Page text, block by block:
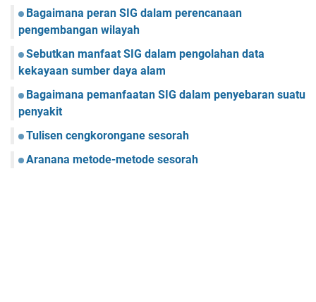
Bagaimana peran SIG dalam perencanaan
pengembangan wilayah
Sebutkan manfaat SIG dalam pengolahan data
kekayaan sumber daya alam
Bagaimana pemanfaatan SIG dalam penyebaran suatu
penyakit
Tulisen cengkorongane sesorah
Aranana metode-metode sesorah